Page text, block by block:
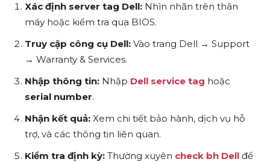
Xác định server tag Dell: Nhìn nhãn trên thân
máy hoặc kiểm tra qua BIOS.
Truy cập công cụ Dell: Vào trang Dell → Support
→ Warranty & Services.
Nhập thông tin: Nhập Dell service tag hoặc
serial number.
Nhận kết quả: Xem chi tiết bảo hành, dịch vụ hỗ
trợ, và các thông tin liên quan.
Kiểm tra định kỳ: Thường xuyên check bh Dell để